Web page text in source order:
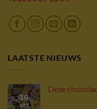
LAATSTE NIEUWS
18
mrt
Deze